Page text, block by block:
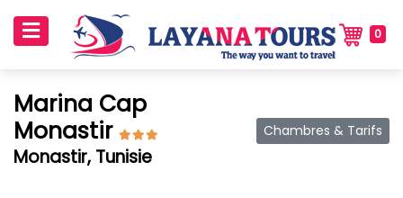
0
Marina Cap
Monastir
Monastir, Tunisie
Chambres & Tarifs